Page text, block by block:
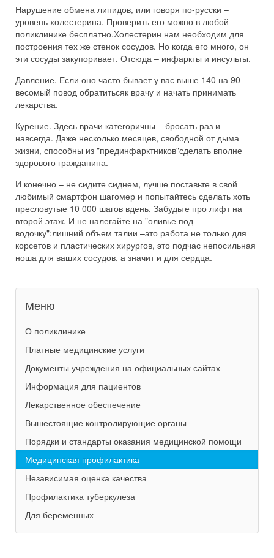
Нарушение обмена липидов, или говоря по-русски –
уровень холестерина. Проверить его можно в любой
поликлинике бесплатно.Холестерин нам необходим для
построения тех же стенок сосудов. Но когда его много, он
эти сосуды закупоривает. Отсюда – инфаркты и инсульты.
Давление. Если оно часто бывает у вас выше 140 на 90 –
весомый повод обратитьсяк врачу и начать принимать
лекарства.
Курение. Здесь врачи категоричны – бросать раз и
навсегда. Даже несколько месяцев, свободной от дыма
жизни, способны из "прединфарктников"сделать вполне
здорового гражданина.
И конечно – не сидите сиднем, лучше поставьте в свой
любимый смартфон шагомер и попытайтесь сделать хоть
пресловутые 10 000 шагов вдень. Забудьте про лифт на
второй этаж. И не налегайте на "оливье под
водочку":лишний объем талии –это работа не только для
корсетов и пластических хирургов, это подчас непосильная
ноша для ваших сосудов, а значит и для сердца.
Меню
О поликлинике
Платные медицинские услуги
Документы учреждения на официальных сайтах
Информация для пациентов
Лекарственное обеспечение
Вышестоящие контролирующие органы
Порядки и стандарты оказания медицинской помощи
Медицинская профилактика
Независимая оценка качества
Профилактика туберкулеза
Для беременных